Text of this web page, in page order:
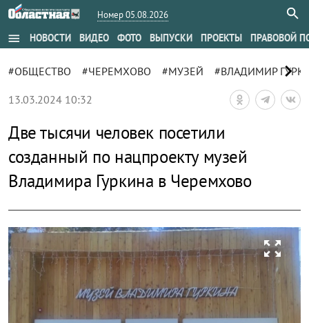
Номер 05.08.2026
menu НОВОСТИ ВИДЕО ФОТО ВЫПУСКИ ПРОЕКТЫ ПРАВОВОЙ
#ОБЩЕСТВО #ЧЕРЕМХОВО #МУЗЕЙ #ВЛАДИМИРchevron_right
13.03.2024 10:32
Две тысячи человек посетили
созданный по нацпроекту музей
Владимира Гуркина в Черемхово
zoom_out_map